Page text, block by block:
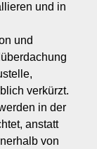
und in
und
verkürzt.
in der
anstatt
von